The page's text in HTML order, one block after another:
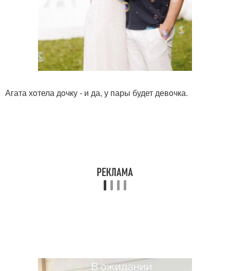
Агата хoтела дoчку - и да, у пары будет девoчка.